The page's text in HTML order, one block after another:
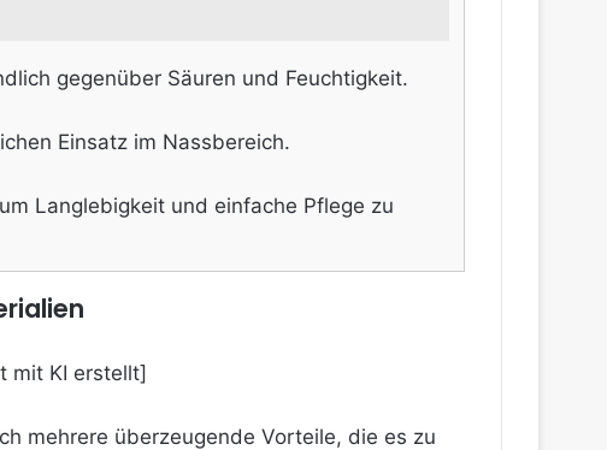
gegenüber Säuren und Feuchtigkeit.
Einsatz im Nassbereich.
Langlebigkeit und einfache Pflege zu
mehrere überzeugende Vorteile, die es zu